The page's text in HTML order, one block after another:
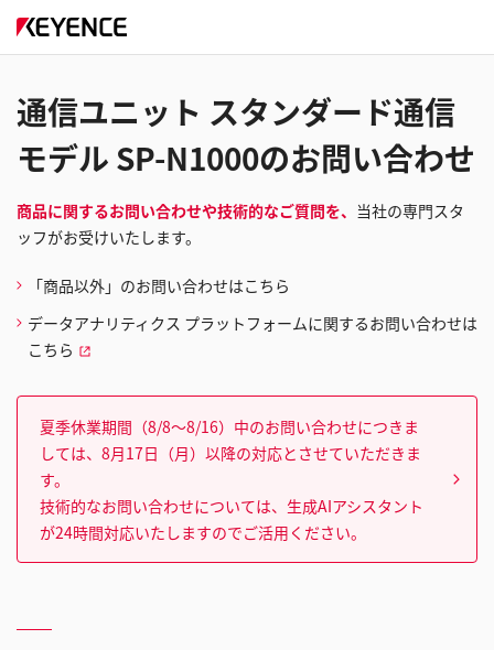
通信ユニット スタンダード通信
モデル SP-N1000のお問い合わせ
商品に関するお問い合わせや技術的なご質問を、 当社の専門スタ
ッフがお受けいたします。
「商品以外」のお問い合わせはこちら
データアナリティクス プラットフォームに関するお問い合わせは
こちら
夏季休業期間（8/8～8/16）中のお問い合わせにつきま
しては、8月17日（月）以降の対応とさせていただきま
す。
技術的なお問い合わせについては、生成AIアシスタント
が24時間対応いたしますのでご活用ください。